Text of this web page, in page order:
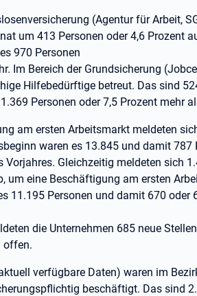
(Agentur für Arbeit,
um 413 Personen oder 4,6 Prozent
970 Personen
Im Bereich der Grundsicherung
Hilfebedürftige betreut. Das sind
Personen oder 7,5 Prozent mehr
am ersten Arbeitsmarkt meldeten
waren es 13.845 und damit 787
Vorjahres. Gleichzeitig meldeten sich
um eine Beschäftigung am ersten
11.195 Personen und damit 670 oder
die Unternehmen 685 neue
offen.
verfügbare Daten) waren im
beschäftigt. Das sind